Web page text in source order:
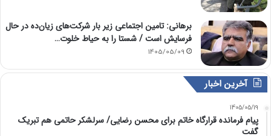
برهانی: تامین اجتماعی زیر بار شرکت‌های زیان‌ده در حال
فرسایش است / شستا را به حیاط خلوت…
1405/05/09
آخرین اخبار
1405/05/19
پیام فرمانده قرارگاه خاتم برای محسن رضایی/ سرلشکر حاتمی هم تبریک
گفت